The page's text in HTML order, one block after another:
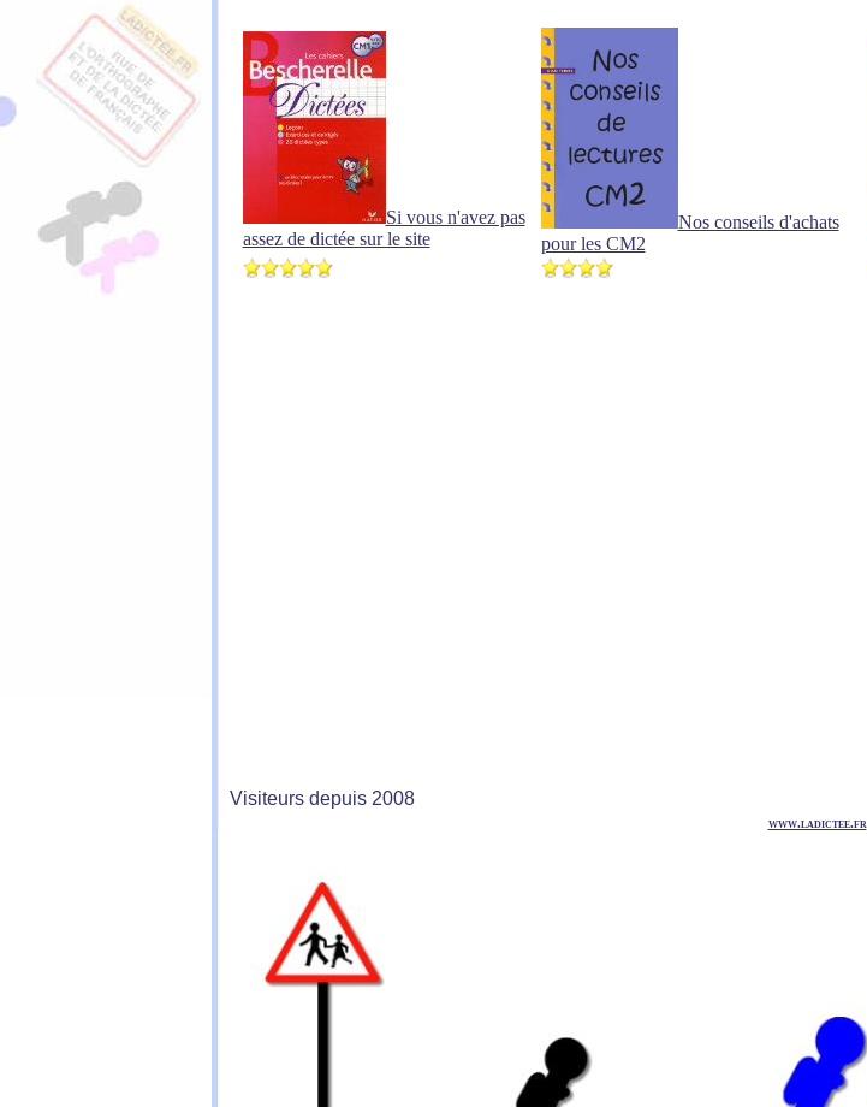
Si vous n'avez pas
assez de dictée sur le site
Nos conseils d'achats
pour les CM2
Visiteurs depuis 2008
www.ladictee.fr